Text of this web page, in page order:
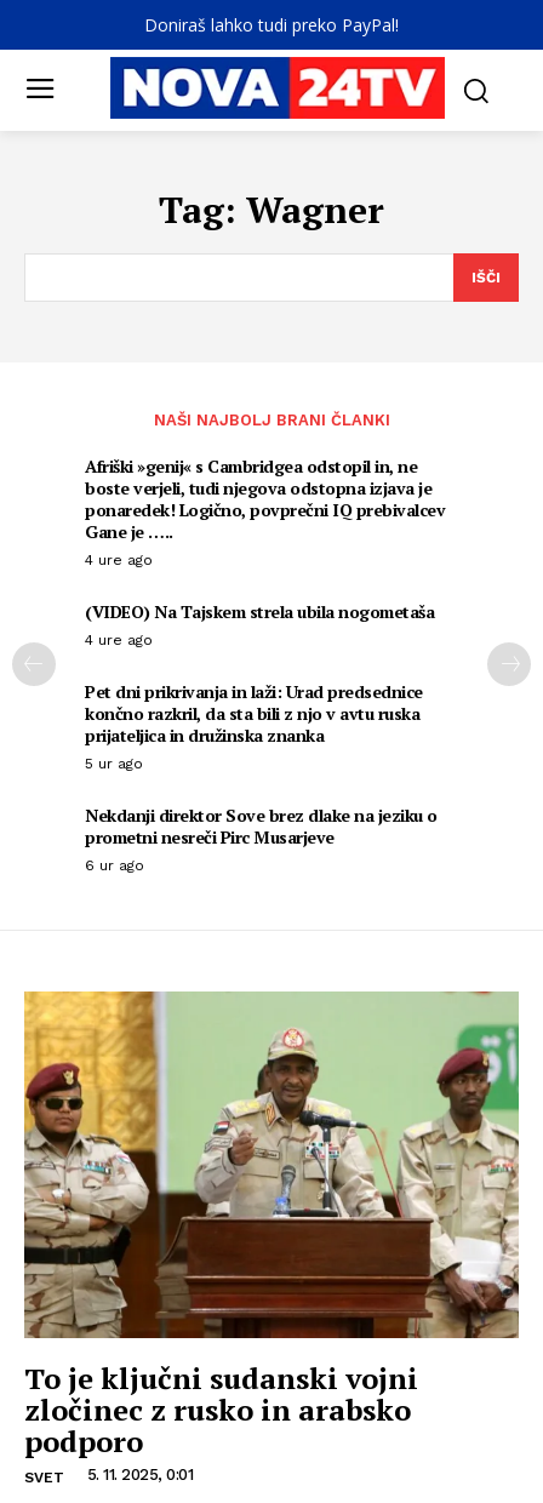
Doniraš lahko tudi preko PayPal!
Tag: Wagner
IŠČI
NAŠI NAJBOLJ BRANI ČLANKI
Afriški »genij« s Cambridgea odstopil in, ne
boste verjeli, tudi njegova odstopna izjava je
ponaredek! Logično, povprečni IQ prebivalcev
Gane je …..
4 ure ago
(VIDEO) Na Tajskem strela ubila nogometaša
4 ure ago
Pet dni prikrivanja in laži: Urad predsednice
končno razkril, da sta bili z njo v avtu ruska
prijateljica in družinska znanka
5 ur ago
Nekdanji direktor Sove brez dlake na jeziku o
prometni nesreči Pirc Musarjeve
6 ur ago
To je ključni sudanski vojni
zločinec z rusko in arabsko
podporo
SVET 5. 11. 2025, 0:01